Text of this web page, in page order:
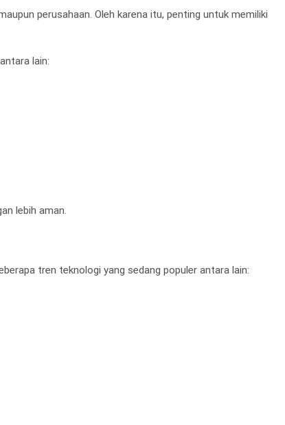
perusahaan. Oleh karena itu, penting untuk memiliki
lain:
lebih aman.
tren teknologi yang sedang populer antara lain: